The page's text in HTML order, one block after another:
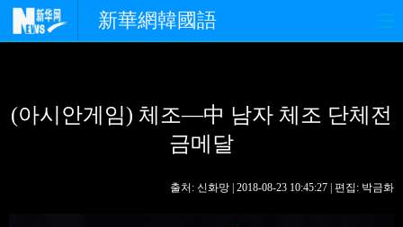
新華網韓國語
경제 사회 포토
핫 TV
(아시안게임) 체조—中 남자 체조 단체전
금메달
출처: 신화망 | 2018-08-23 10:45:27 | 편집: 박금화